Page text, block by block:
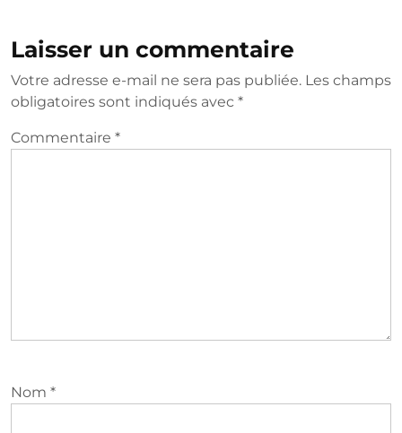
Laisser un commentaire
Votre adresse e-mail ne sera pas publiée. Les champs
obligatoires sont indiqués avec *
Commentaire *
Nom *